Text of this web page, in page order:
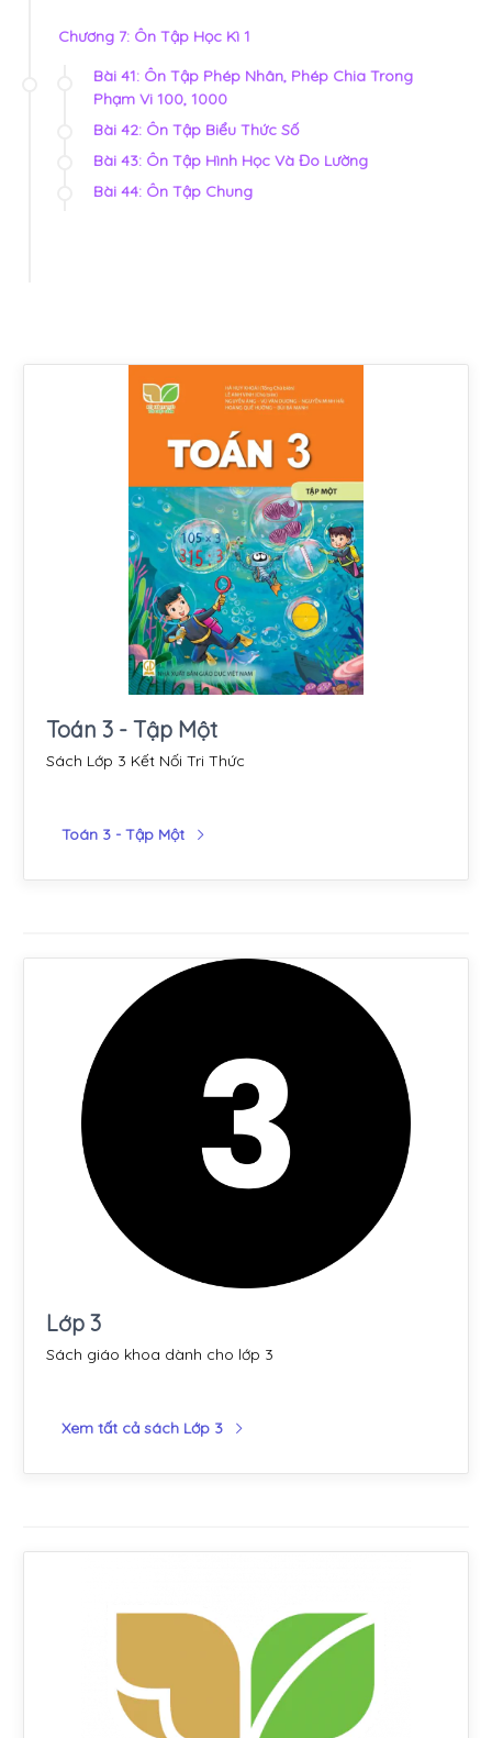
Chương 7: Ôn Tập Học Kì 1
Bài 41: Ôn Tập Phép Nhân, Phép Chia Trong
Phạm Vi 100, 1000
Bài 42: Ôn Tập Biểu Thức Số
Bài 43: Ôn Tập Hình Học Và Đo Lường
Bài 44: Ôn Tập Chung
Toán 3 - Tập Một
Sách Lớp 3 Kết Nối Tri Thức
Toán 3 - Tập Một
Lớp 3
Sách giáo khoa dành cho lớp 3
Xem tất cả sách Lớp 3